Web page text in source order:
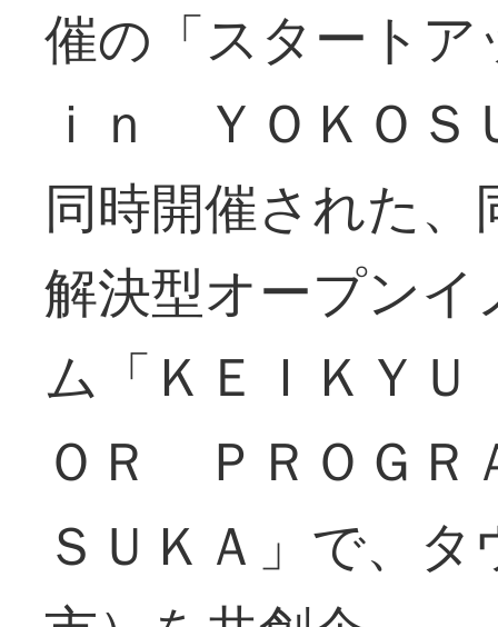
催の「スタート
ｉｎ ＹＯＫＯ
同時開催された
解決型オープン
ム「ＫＥＩＫＹ
ＯＲ ＰＲＯＧ
ＳＵＫＡ」で、